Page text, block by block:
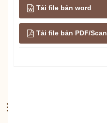
Tải file bản word
Tải file bản PDF/Scan
⋮